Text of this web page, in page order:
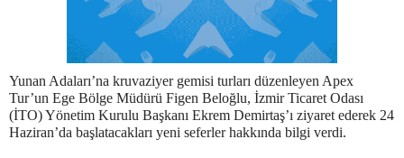
Yunan Adaları’na kruvaziyer gemisi turları düzenleyen Apex
Tur’un Ege Bölge Müdürü Figen Beloğlu, İzmir Ticaret Odası
(İTO) Yönetim Kurulu Başkanı Ekrem Demirtaş’ı ziyaret ederek 24
Haziran’da başlatacakları yeni seferler hakkında bilgi verdi.